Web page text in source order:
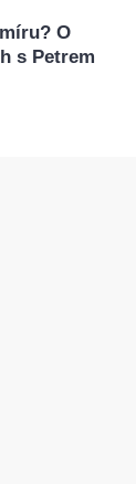
O
s Petrem